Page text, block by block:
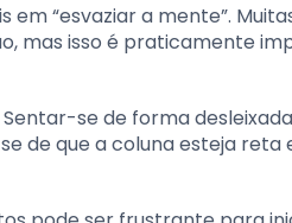
em “esvaziar a mente”.
mas isso é praticamente
se de forma
de que a coluna esteja